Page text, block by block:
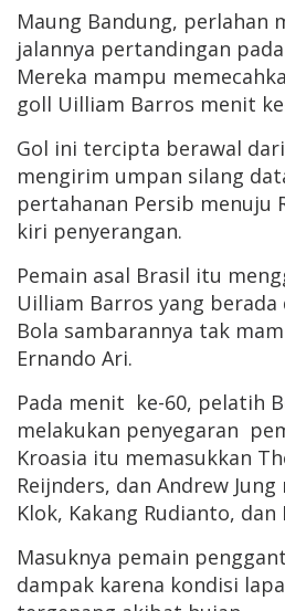
Maung Bandung, perlahan
jalannya pertandingan
Mereka mampu
goll Uilliam Barros menit
Gol ini tercipta berawal
mengirim umpan silang
pertahanan Persib menuju
kiri penyerangan.
Pemain asal Brasil itu
Uilliam Barros yang berada
Bola sambarannya tak
Ernando Ari.
Pada menit ke-60, pelatih
melakukan penyegaran
Kroasia itu memasukkan
Reijnders, dan Andrew
Klok, Kakang Rudianto, dan
Masuknya pemain
dampak karena kondisi